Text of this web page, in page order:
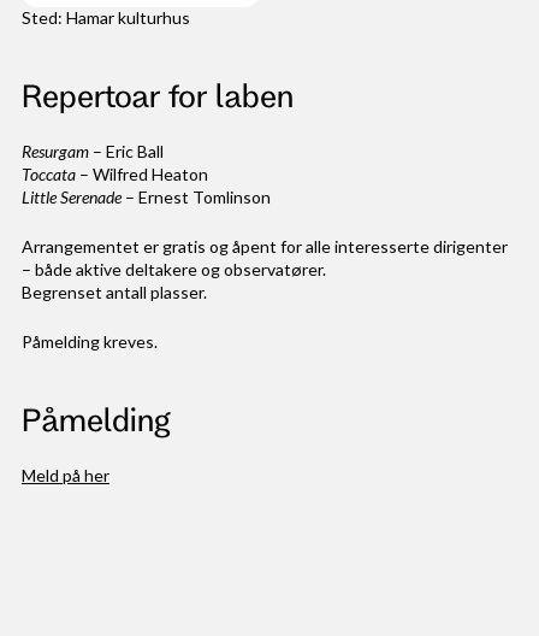
Sted: Hamar kulturhus
Repertoar for laben
Resurgam– Eric Ball
Toccata– Wilfred Heaton
Little Serenade– Ernest Tomlinson
Arrangementet er gratis og åpent for alle interesserte dirigenter
– både aktive deltakere og observatører.
Begrenset antall plasser.
Påmelding kreves.
Påmelding
Meld på her